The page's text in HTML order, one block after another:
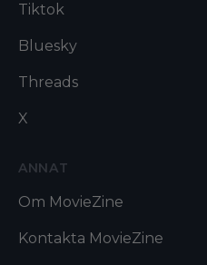
Tiktok
Bluesky
Threads
X
ANNAT
Om MovieZine
Kontakta MovieZine